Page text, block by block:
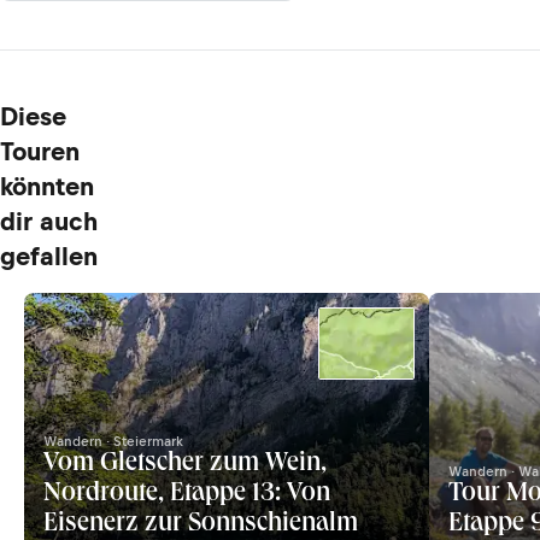
Diese
Touren
könnten
dir auch
gefallen
Wandern · Steiermark
Vom Gletscher zum Wein,
Nordroute, Etappe 13: Von
Eisenerz zur Sonnschienalm
Wandern ·
Tour
Etappe